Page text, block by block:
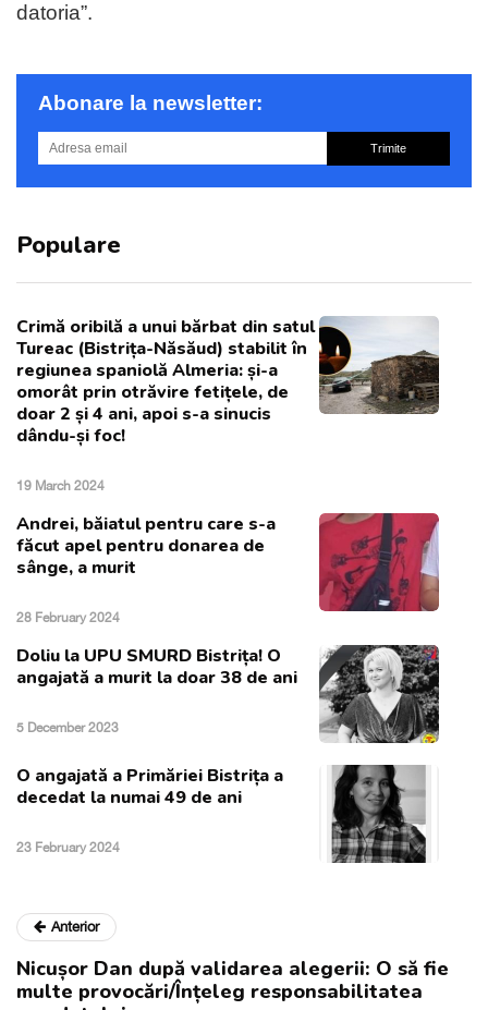
datoria”.
Abonare la newsletter:
Trimite
Populare
Crimă oribilă a unui bărbat din satul
Tureac (Bistrița-Năsăud) stabilit în
regiunea spaniolă Almeria: și-a
omorât prin otrăvire fetițele, de
doar 2 și 4 ani, apoi s-a sinucis
dându-și foc!
19 March 2024
Andrei, băiatul pentru care s-a
făcut apel pentru donarea de
sânge, a murit
28 February 2024
Doliu la UPU SMURD Bistrița! O
angajată a murit la doar 38 de ani
5 December 2023
O angajată a Primăriei Bistrița a
decedat la numai 49 de ani
23 February 2024
Anterior
Nicușor Dan după validarea alegerii: O să fie
multe provocări/Înțeleg responsabilitatea